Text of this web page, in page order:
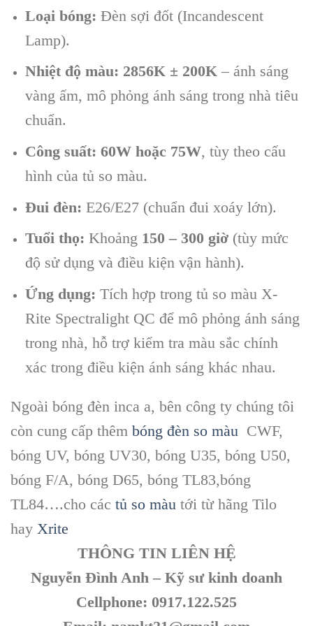
Loại bóng: Đèn sợi đốt (Incandescent
Lamp).
Nhiệt độ màu: 2856K ± 200K– ánh sáng
vàng ấm, mô phỏng ánh sáng trong nhà tiêu
chuẩn.
Công suất: 60W hoặc 75W, tùy theo cấu
hình của tủ so màu.
Đui đèn: E26/E27 (chuẩn đui xoáy lớn).
Tuổi thọ: Khoảng 150 – 300 giờ(tùy mức
độ sử dụng và điều kiện vận hành).
Ứng dụng: Tích hợp trong tủ so màu X-
Rite Spectralight QC để mô phỏng ánh sáng
trong nhà, hỗ trợ kiểm tra màu sắc chính
xác trong điều kiện ánh sáng khác nhau.
Ngoài bóng đèn inca a, bên công ty chúng tôi
còn cung cấp thêm bóng đèn so màu CWF,
bóng UV, bóng UV30, bóng U35, bóng U50,
bóng F/A, bóng D65, bóng TL83,bóng
TL84….cho các tủ so màu tới từ hãng Tilo
hay Xrite
THÔNG TIN LIÊN HỆ
Nguyễn Đình Anh – Kỹ sư kinh doanh
Cellphone: 0917.122.525